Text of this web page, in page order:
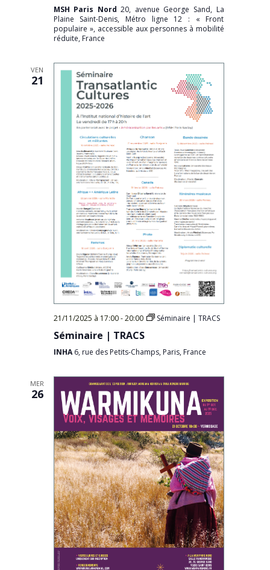
MSH Paris Nord20, avenue George Sand, La
Plaine Saint-Denis, Métro ligne 12 : « Front
populaire », accessible aux personnes à mobilité
réduite, France
VEN
21
21/11/2025 à 17:00-20:00 Séminaire | TRACS
Séminaire | TRACS
INHA6, rue des Petits-Champs, Paris, France
MER
26